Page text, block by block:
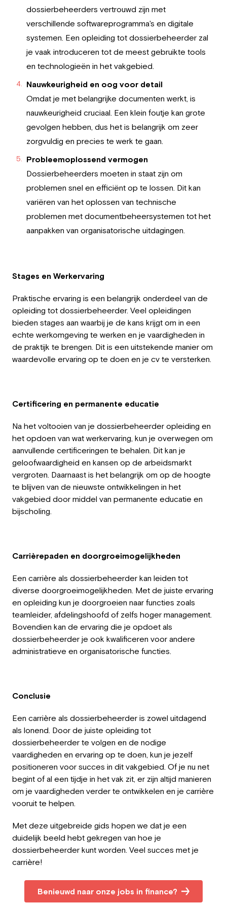
dossierbeheerders vertrouwd zijn met
verschillende softwareprogramma's en digitale
systemen. Een opleiding tot dossierbeheerder zal
je vaak introduceren tot de meest gebruikte tools
en technologieën in het vakgebied.
Nauwkeurigheid en oog voor detail
Omdat je met belangrijke documenten werkt, is
nauwkeurigheid cruciaal. Een klein foutje kan grote
gevolgen hebben, dus het is belangrijk om zeer
zorgvuldig en precies te werk te gaan.
Probleemoplossend vermogen
Dossierbeheerders moeten in staat zijn om
problemen snel en efficiënt op te lossen. Dit kan
variëren van het oplossen van technische
problemen met documentbeheersystemen tot het
aanpakken van organisatorische uitdagingen.
Stages en Werkervaring
Praktische ervaring is een belangrijk onderdeel van de
opleiding tot dossierbeheerder. Veel opleidingen
bieden stages aan waarbij je de kans krijgt om in een
echte werkomgeving te werken en je vaardigheden in
de praktijk te brengen. Dit is een uitstekende manier om
waardevolle ervaring op te doen en je cv te versterken.
Certificering en permanente educatie
Na het voltooien van je dossierbeheerder opleiding en
het opdoen van wat werkervaring, kun je overwegen om
aanvullende certificeringen te behalen. Dit kan je
geloofwaardigheid en kansen op de arbeidsmarkt
vergroten. Daarnaast is het belangrijk om op de hoogte
te blijven van de nieuwste ontwikkelingen in het
vakgebied door middel van permanente educatie en
bijscholing.
Carrièrepaden en doorgroeimogelijkheden
Een carrière als dossierbeheerder kan leiden tot
diverse doorgroeimogelijkheden. Met de juiste ervaring
en opleiding kun je doorgroeien naar functies zoals
teamleider, afdelingshoofd of zelfs hoger management.
Bovendien kan de ervaring die je opdoet als
dossierbeheerder je ook kwalificeren voor andere
administratieve en organisatorische functies.
Conclusie
Een carrière als dossierbeheerder is zowel uitdagend
als lonend. Door de juiste opleiding tot
dossierbeheerder te volgen en de nodige
vaardigheden en ervaring op te doen, kun je jezelf
positioneren voor succes in dit vakgebied. Of je nu net
begint of al een tijdje in het vak zit, er zijn altijd manieren
om je vaardigheden verder te ontwikkelen en je carrière
vooruit te helpen.
Met deze uitgebreide gids hopen we dat je een
duidelijk beeld hebt gekregen van hoe je
dossierbeheerder kunt worden. Veel succes met je
carrière!
Benieuwd naar onze jobs in finance?